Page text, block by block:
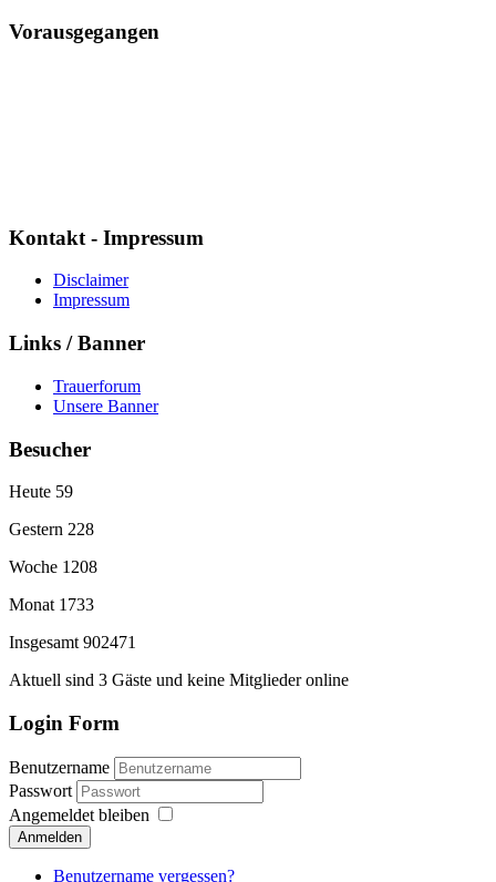
Vorausgegangen
Kontakt - Impressum
Disclaimer
Impressum
Links / Banner
Trauerforum
Unsere Banner
Besucher
Heute 59
Gestern 228
Woche 1208
Monat 1733
Insgesamt 902471
Aktuell sind 3 Gäste und keine Mitglieder online
Login Form
Benutzername
Passwort
Angemeldet bleiben
Anmelden
Benutzername vergessen?